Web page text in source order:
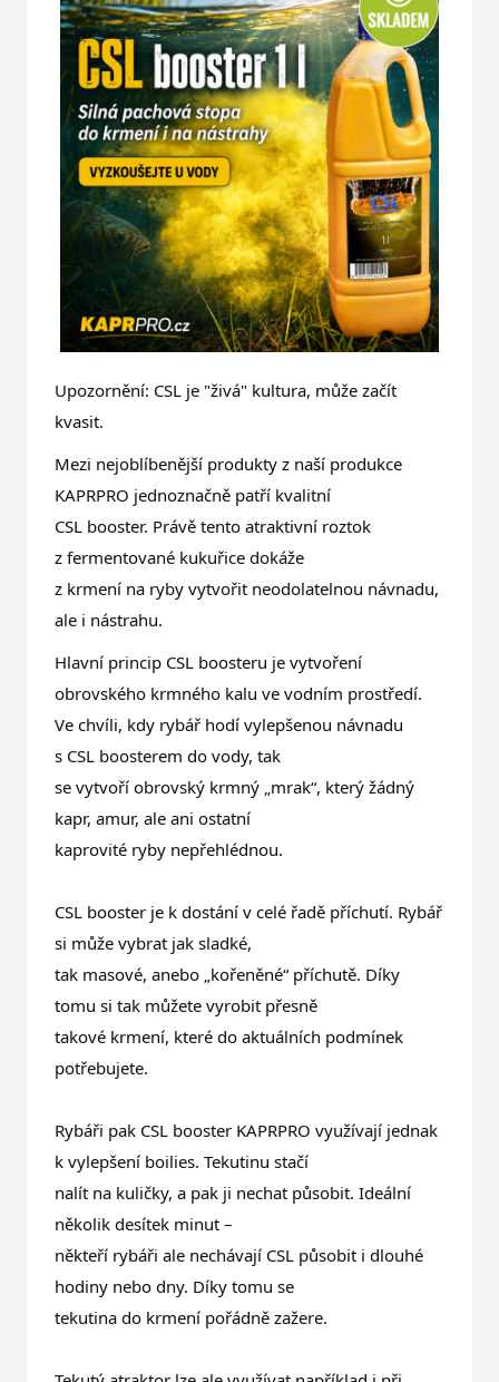
Upozornění: CSL je "živá" kultura, může začít
kvasit.
Mezi nejoblíbenější produkty z naší produkce
KAPRPRO jednoznačně patří kvalitní
CSL booster. Právě tento atraktivní roztok
z fermentované kukuřice dokáže
z krmení na ryby vytvořit neodolatelnou návnadu,
ale i nástrahu.
Hlavní princip CSL boosteru je vytvoření
obrovského krmného kalu ve vodním prostředí.
Ve chvíli, kdy rybář hodí vylepšenou návnadu
s CSL boosterem do vody, tak
se vytvoří obrovský krmný „mrak“, který žádný
kapr, amur, ale ani ostatní
kaprovité ryby nepřehlédnou.
CSL booster je k dostání v celé řadě příchutí. Rybář
si může vybrat jak sladké,
tak masové, anebo „kořeněné“ příchutě. Díky
tomu si tak můžete vyrobit přesně
takové krmení, které do aktuálních podmínek
potřebujete.
Rybáři pak CSL booster KAPRPRO využívají jednak
k vylepšení boilies. Tekutinu stačí
nalít na kuličky, a pak ji nechat působit. Ideální
několik desítek minut –
někteří rybáři ale nechávají CSL působit i dlouhé
hodiny nebo dny. Díky tomu se
tekutina do krmení pořádně zažere.